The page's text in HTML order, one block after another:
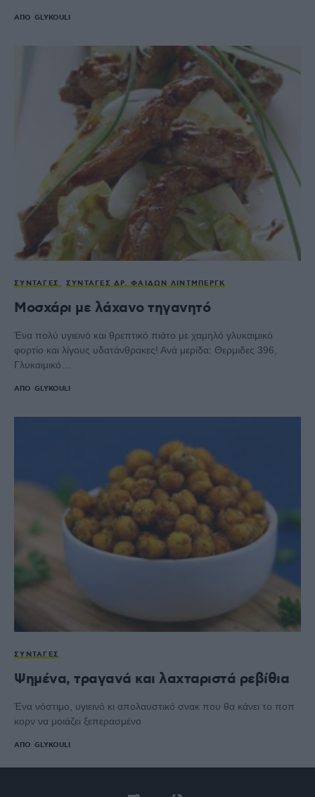
ΑΠΌ GLYKOULI
ΣΥΝΤΑΓΈΣ ΣΥΝΤΑΓΈΣ ΔΡ. ΦΑΊΔΩΝ ΛΊΝΤΜΠΕΡΓΚ
Μοσχάρι με λάχανο τηγανητό
Ένα πολύ υγιεινό και θρεπτικό πιάτο με χαμηλό γλυκαιμικό
φορτίο και λίγους υδατάνθρακες! Ανά μερίδα: Θερμιδες 396,
Γλυκαιμικό…
ΑΠΌ GLYKOULI
ΣΥΝΤΑΓΈΣ
Ψημένα, τραγανά και λαχταριστά ρεβίθια
Ένα νόστιμο, υγιεινό κι απολαυστικό σνακ που θα κάνει το ποπ
κορν να μοιάζει ξεπερασμένο
ΑΠΌ GLYKOULI